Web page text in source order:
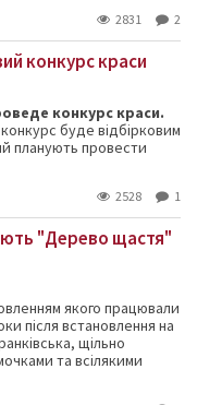
2831 2
конкурс краси
конкурс краси.
буде відбірковим
планують провести
2528 1
"Дерево щастя"
якого працювали
після встановлення на
щільно
та всілякими